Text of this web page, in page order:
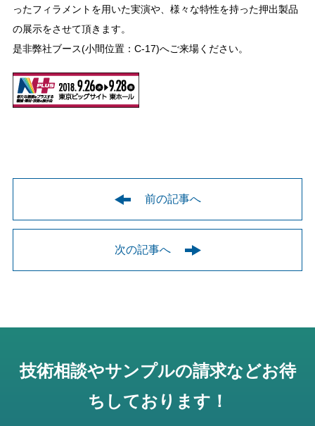
ったフィラメントを用いた実演や、様々な特性を持った押出製品
の展示をさせて頂きます。
是非弊社ブース(小間位置：C-17)へご来場ください。
前の記事へ
次の記事へ
技術相談やサンプルの請求などお待
ちしております！